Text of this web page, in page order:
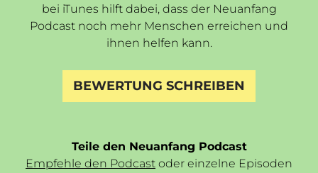
bei iTunes hilft dabei, dass der Neuanfang
Podcast noch mehr Menschen erreichen und
ihnen helfen kann.
BEWERTUNG SCHREIBEN
Teile den Neuanfang Podcast
Empfehle den Podcast oder einzelne Episoden